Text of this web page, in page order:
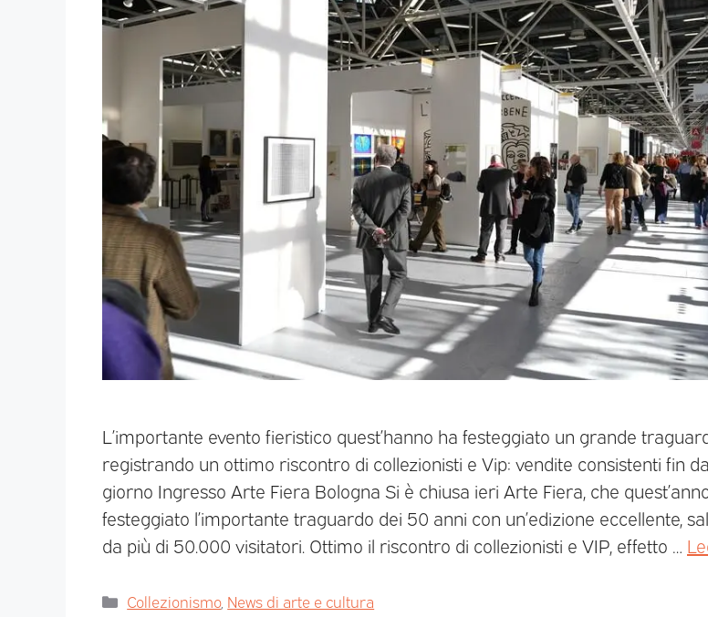
L’importante evento fieristico quest’hanno ha festeggiato un grande
registrando un ottimo riscontro di collezionisti e Vip: vendite consistenti fin
giorno Ingresso Arte Fiera Bologna Si è chiusa ieri Arte Fiera, che
festeggiato l’importante traguardo dei 50 anni con un’edizione eccellente,
da più di 50.000 visitatori. Ottimo il riscontro di collezionisti e VIP, effetto …
Collezionismo, News di arte e cultura